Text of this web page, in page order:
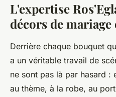
L'expertise
décors de mariage
Derrière chaque bouquet
a un véritable travail de
ne sont pas là par hasard :
au thème, à la robe, au